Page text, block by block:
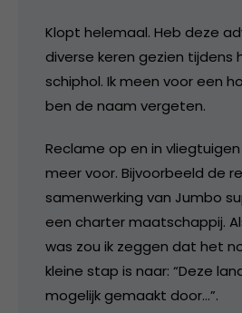
Klopt helemaal. Heb deze
diverse keren gezien tijdens
schiphol. Ik meen voor een
ben de naam vergeten.
Reclame op en in
meer voor. Bijvoorbeeld de
samenwerking van Jumbo
een charter maatschappij.
was zou ik zeggen dat het
kleine stap is naar: “Deze
mogelijk gemaakt door…”.